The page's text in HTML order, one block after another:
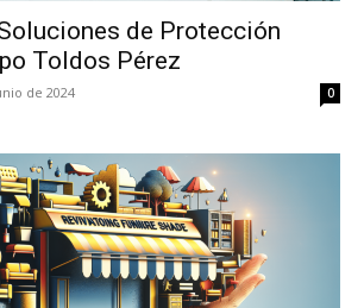
de Protección
Toldos Pérez
de 2024 0